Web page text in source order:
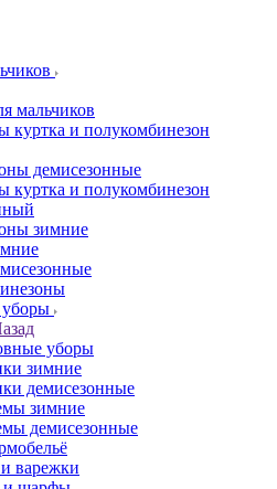
мальчиков
куртка и полукомбинезон
демисезонные
куртка и полукомбинезон
зимние
уборы
зимние
демисезонные
зимние
демисезонные
варежки